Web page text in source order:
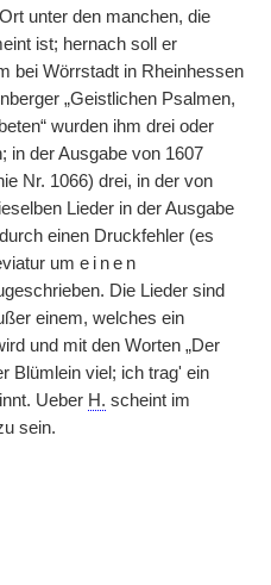
unter den manchen, die
ist; hernach soll er
bei Wörrstadt in Rheinhessen
„Geistlichen Psalmen,
wurden ihm drei oder
in der Ausgabe von 1607
Nr. 1066) drei, in der von
Lieder in der Ausgabe
einen Druckfehler (es
um einen
Die Lieder sind
einem, welches ein
und mit den Worten „Der
Blümlein viel; ich trag' ein
Ueber H. scheint im
sein.